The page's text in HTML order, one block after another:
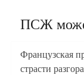
ПСЖ
Французская
страсти